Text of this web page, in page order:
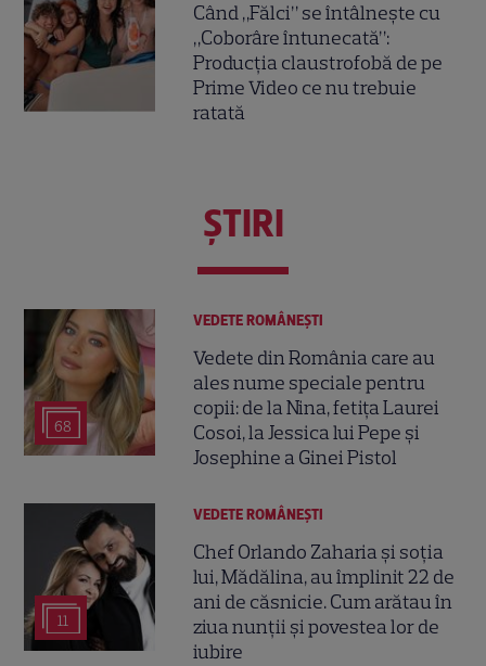
Când „Fălci” se întâlnește cu
„Coborâre întunecată”:
Producția claustrofobă de pe
Prime Video ce nu trebuie
ratată
ŞTIRI
68
VEDETE ROMÂNEŞTI
Vedete din România care au
ales nume speciale pentru
copii: de la Nina, fetița Laurei
Cosoi, la Jessica lui Pepe și
Josephine a Ginei Pistol
11
VEDETE ROMÂNEŞTI
Chef Orlando Zaharia și soția
lui, Mădălina, au împlinit 22 de
ani de căsnicie. Cum arătau în
ziua nunții și povestea lor de
iubire